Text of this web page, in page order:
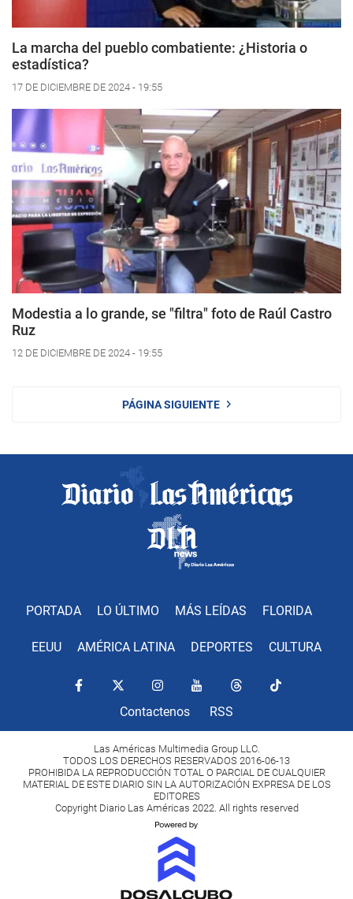
La marcha del pueblo combatiente: ¿Historia o
estadística?
17 DE DICIEMBRE DE 2024 - 19:55
Modestia a lo grande, se "filtra" foto de Raúl Castro
Ruz
12 DE DICIEMBRE DE 2024 - 19:55
PÁGINA SIGUIENTE
PORTADA LO ÚLTIMO MÁS LEÍDAS FLORIDA
EEUU AMÉRICA LATINA DEPORTES CULTURA
Contactenos RSS
Las Américas Multimedia Group LLC.
TODOS LOS DERECHOS RESERVADOS 2016-06-13
PROHIBIDA LA REPRODUCCIÓN TOTAL O PARCIAL DE CUALQUIER
MATERIAL DE ESTE DIARIO SIN LA AUTORIZACIÓN EXPRESA DE LOS
EDITORES
Copyright Diario Las Américas 2022. All rights reserved